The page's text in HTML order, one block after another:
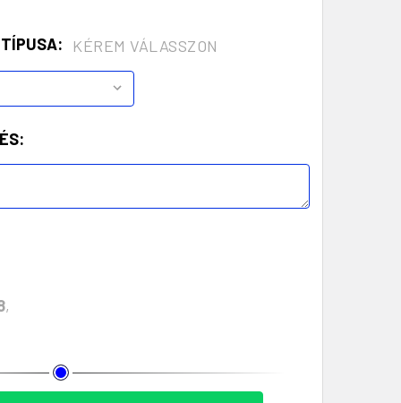
KÉREM VÁLASSZON
,